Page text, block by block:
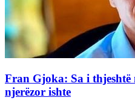
Fran Gjoka: Sa i thjeshtë
njerëzor ishte